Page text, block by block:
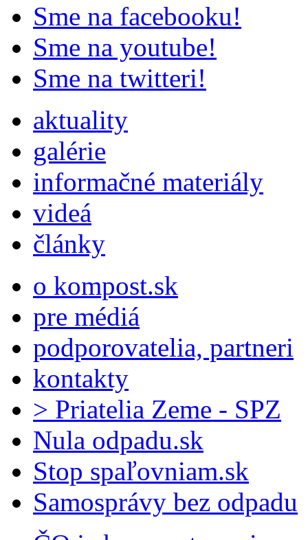
Sme na facebooku!
Sme na youtube!
Sme na twitteri!
aktuality
galérie
informačné materiály
videá
články
o kompost.sk
pre médiá
podporovatelia, partneri
kontakty
> Priatelia Zeme - SPZ
Nula odpadu.sk
Stop spaľovniam.sk
Samosprávy bez odpadu